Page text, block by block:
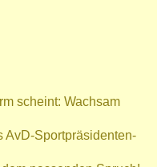
scheint: Wachsam
AvD-Sportpräsidenten-